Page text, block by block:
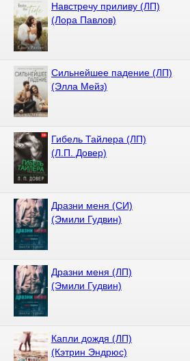
Навстречу приливу (ЛП)
(Лора Павлов)
Сильнейшее падение (ЛП)
(Элла Мейз)
Гибель Тайлера (ЛП)
(Л.П. Довер)
Дразни меня (СИ)
(Эмили Гудвин)
Дразни меня (ЛП)
(Эмили Гудвин)
Капли дождя (ЛП)
(Кэтрин Эндрюс)